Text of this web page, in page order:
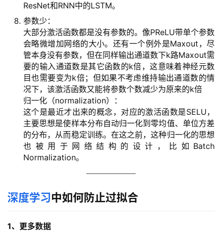
ResNet和RNN中的LSTM。
参数少：
大部分激活函数都是没有参数的。像PReLU带单个参数
会略微增加网络的大小。还有一个例外是Maxout，尽
管本身没有参数，但在同样输出通道数下k路Maxout需
要的输入通道数是其它函数的k倍，这意味着神经元数
目也需要变为k倍；但如果不考虑维持输出通道数的情
况下，该激活函数又能将参数个数减少为原来的k倍
归一化（normalization）：
这个是最近才出来的概念，对应的激活函数是SELU，
主要思想是使样本分布自动归一化到零均值、单位方差
的分布，从而稳定训练。在这之前，这种归一化的思想
也被用于网络结构的设计，比如Batch
Normalization。
深度学习中如何防止过拟合
1、更多数据